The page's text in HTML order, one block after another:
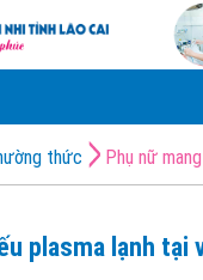
thức Phụ nữ
plasma lạnh tại